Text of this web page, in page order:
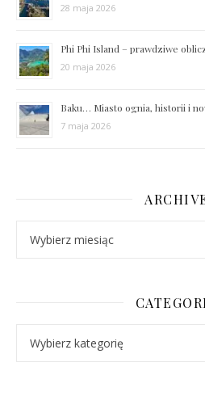
28 maja 2026
Phi Phi Island – prawdziwe
20 maja 2026
Baku… Miasto ognia, historii i
7 maja 2026